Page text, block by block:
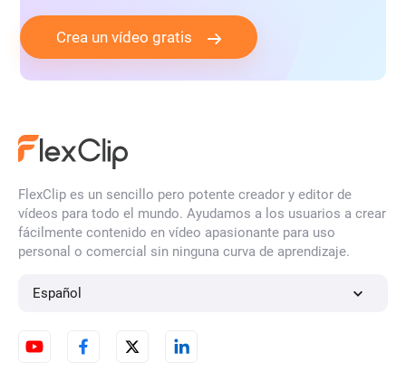
Crea un vídeo gratis
FlexClip es un sencillo pero potente creador y editor de
vídeos para todo el mundo. Ayudamos a los usuarios a crear
fácilmente contenido en vídeo apasionante para uso
personal o comercial sin ninguna curva de aprendizaje.
Español